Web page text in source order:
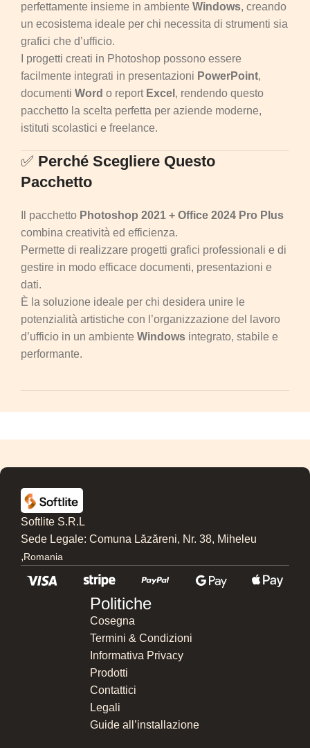
perfettamente insieme in ambiente Windows, creando
un ecosistema ideale per chi necessita di strumenti sia
grafici che d’ufficio.
I progetti creati in Photoshop possono essere
facilmente integrati in presentazioni PowerPoint,
documenti Word o report Excel , rendendo questo
pacchetto la scelta perfetta per aziende moderne,
istituti scolastici e freelance.
✅ Perché Scegliere Questo
Pacchetto
Il pacchetto Photoshop 2021 + Office 2024 Pro Plus
combina creatività ed efficienza.
Permette di realizzare progetti grafici professionali e di
gestire in modo efficace documenti, presentazioni e
dati.
È la soluzione ideale per chi desidera unire le
potenzialità artistiche con l’organizzazione del lavoro
d’ufficio in un ambiente Windows integrato, stabile e
performante.
Softlite S.R.L
Sede Legale: Comuna Lăzăreni, Nr. 38, Miheleu
,Romania
Politiche
Cosegna
Termini & Condizioni
Informativa Privacy
Prodotti
Contattici
Legali
Guide all’installazione